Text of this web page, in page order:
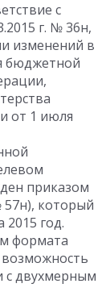
с
г. № 36н,
изменений в
бюджетной
от 1 июля
приказом
который
2015 год.
формата
с двухмерным